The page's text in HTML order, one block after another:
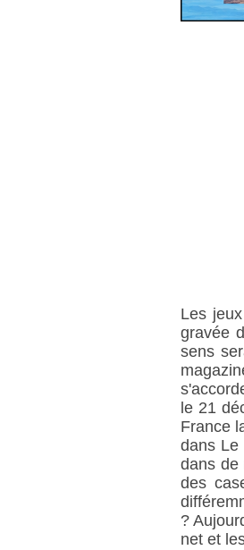
Les
gravée
sens
le 21
France
dans Le
dans de
des
?
net et